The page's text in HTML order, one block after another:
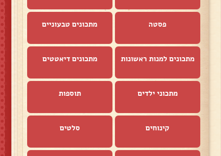
פסטה מתכונים טבעוניים
מתכונים למנות ראשונות מתכונים דיאטטים
מתכוני ילדים תוספות
קינוחים סלטים